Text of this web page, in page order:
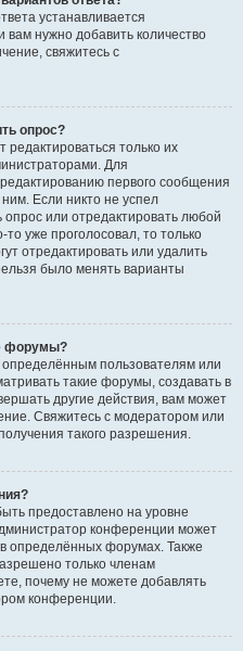
устанавливается
нужно добавить количество
свяжитесь с
опрос?
редактироваться только их
Для
первого сообщения
Если никто не успел
или отредактировать любой
уже проголосовал, то только
отредактировать или удалить
было менять варианты
форумы?
пользователям или
такие форумы, создавать в
другие действия, вам может
Свяжитесь с модератором или
такого разрешения.
предоставлено на уровне
конференции может
определённых форумах. Также
только членам
почему не можете добавлять
конференции.